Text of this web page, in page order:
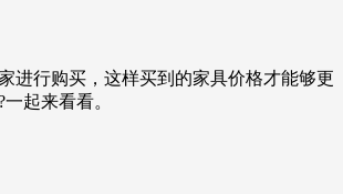
进行购买，这样买到的家具价格才能够更
起来看看。